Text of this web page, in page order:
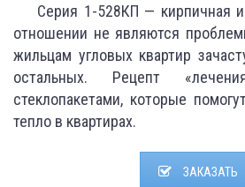
Серия 1-528КП — кирпичная
отношении не являются
жильцам угловых квартир
остальных. Рецепт
стеклопакетами, которые
тепло в квартирах.
ЗАКАЗАТЬ